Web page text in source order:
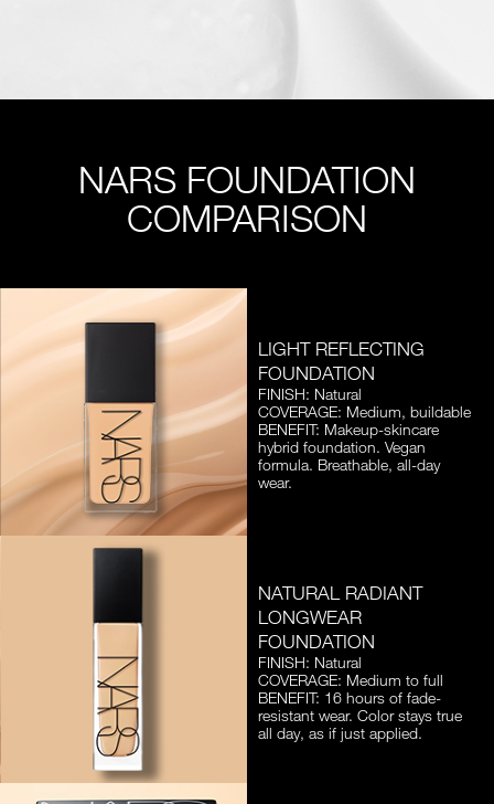
NARS FOUNDATION
COMPARISON
LIGHT REFLECTING
FOUNDATION
FINISH: Natural
COVERAGE: Medium, buildable
BENEFIT: Makeup-skincare
hybrid foundation. Vegan
formula. Breathable, all-day
wear.
NATURAL RADIANT
LONGWEAR
FOUNDATION
FINISH: Natural
COVERAGE: Medium to full
BENEFIT: 16 hours of fade-
resistant wear. Color stays true
all day, as if just applied.